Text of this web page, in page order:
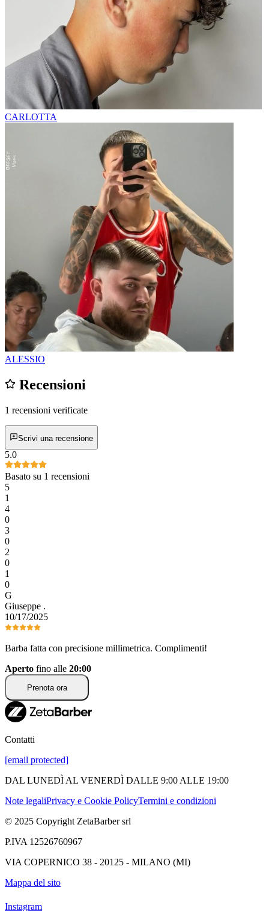
CARLOTTA
ALESSIO
Recensioni
1 recensioni verificate
Scrivi una recensione
5.0
Basato su 1 recensioni
5
1
4
0
3
0
2
0
1
0
G
Giuseppe .
10/17/2025
Barba fatta con precisione millimetrica. Complimenti!
Aperto fino alle 20:00
Prenota ora
Contatti
[email protected]
DAL LUNEDÌ AL VENERDÌ DALLE 9:00 ALLE 19:00
Note legaliPrivacy e Cookie PolicyTermini e condizioni
© 2025 Copyright ZetaBarber srl
P.IVA 12526760967
VIA COPERNICO 38 - 20125 - MILANO (MI)
Mappa del sito
Instagram